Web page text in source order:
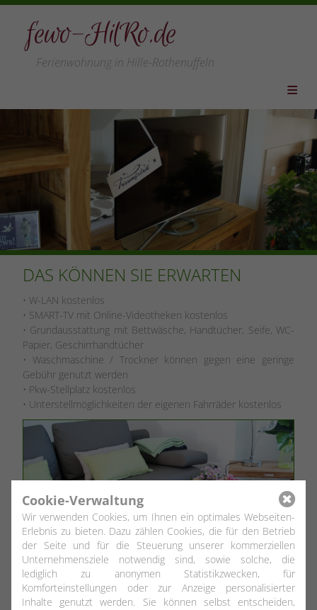
fewo-HilRo.de
Ferienwohnung in Hille-Rothenuffeln
WOHNUNG
LEISTUNGEN
VERFÜGBARKEIT
LAGE/REGION
LINKS
ANFAHRT
KONTAKT
DAS KÖNNEN SIE ERWARTEN
• W-LAN kostenlos
• SMART-TV mit Online-Videotheken kostenlos
• Grundausstattung mit Bettwäsche, Handtücher, Seife, WC-
Papier, Geschirrhandtücher
• Waschmaschine / Trockner können gegen eine geringe
Gebühr genutzt werden
• Pkw-Stellplatz kostenlos
• Unterstellmöglichkeiten der eigenen Fahrräder kostenlos
Cookie-Verwaltung
Wir verwenden Cookies, um Ihnen ein optimales Webseiten-
Erlebnis zu bieten. Dazu zählen Cookies, die für den Betrieb
der Seite und für die Steuerung unserer kommerziellen
Unternehmensziele notwendig sind, sowie solche, die
lediglich zu anonymen Statistikzwecken, für
Komforteinstellungen oder zur Anzeige personalisierter
Inhalte genutzt werden. Sie können selbst entscheiden,